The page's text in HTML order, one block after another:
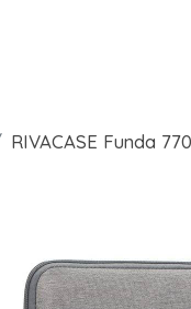
RIVACASE Funda